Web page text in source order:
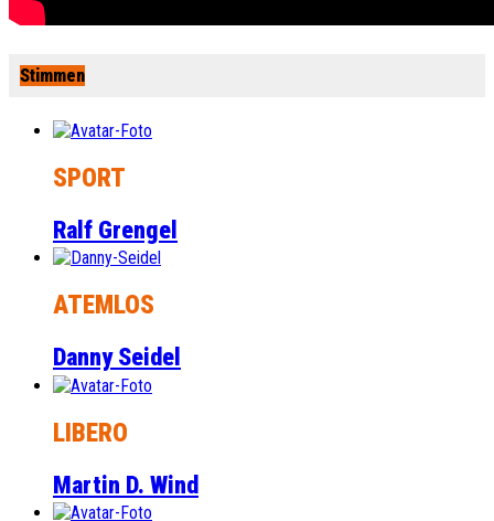
Stimmen
SPORT
Ralf Grengel
ATEMLOS
Danny Seidel
LIBERO
Martin D. Wind